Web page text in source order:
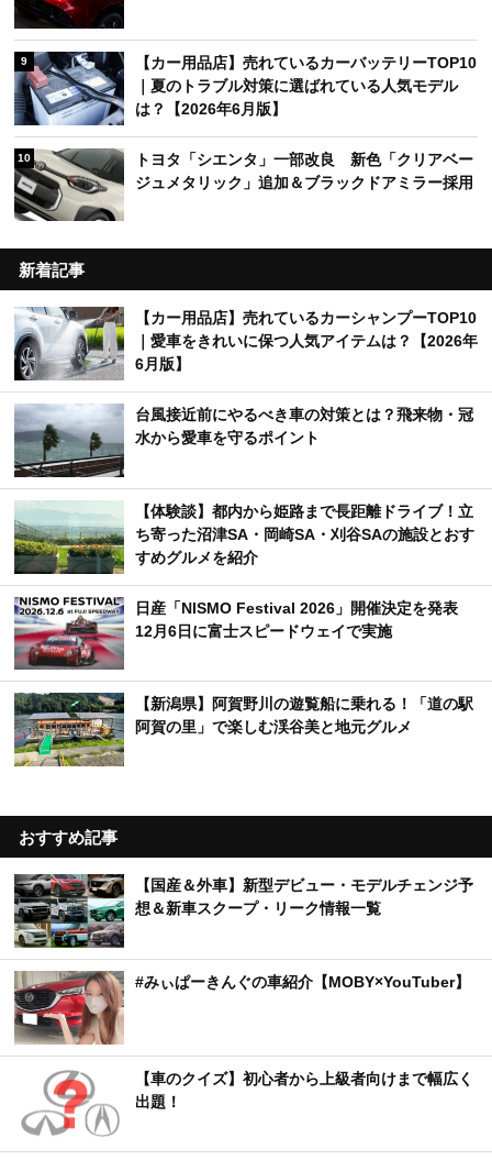
9
【カー用品店】売れているカーバッテリーTOP10
｜夏のトラブル対策に選ばれている人気モデル
は？【2026年6月版】
10
トヨタ「シエンタ」一部改良 新色「クリアベー
ジュメタリック」追加＆ブラックドアミラー採用
新着記事
【カー用品店】売れているカーシャンプーTOP10
｜愛車をきれいに保つ人気アイテムは？【2026年
6月版】
台風接近前にやるべき車の対策とは？飛来物・冠
水から愛車を守るポイント
【体験談】都内から姫路まで長距離ドライブ！立
ち寄った沼津SA・岡崎SA・刈谷SAの施設とおす
すめグルメを紹介
日産「NISMO Festival 2026」開催決定を発表
12月6日に富士スピードウェイで実施
【新潟県】阿賀野川の遊覧船に乗れる！「道の駅
阿賀の里」で楽しむ渓谷美と地元グルメ
おすすめ記事
【国産＆外車】新型デビュー・モデルチェンジ予
想＆新車スクープ・リーク情報一覧
#みぃぱーきんぐの車紹介【MOBY×YouTuber】
【車のクイズ】初心者から上級者向けまで幅広く
出題！